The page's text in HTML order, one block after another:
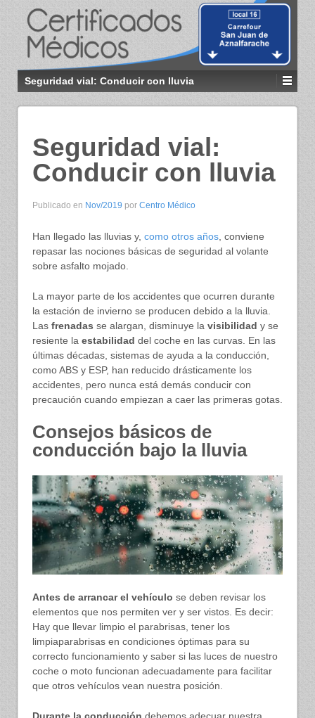
Seguridad vial: Conducir con lluvia
Seguridad vial:
Conducir con lluvia
Publicado en Nov/2019 por Centro Médico
Han llegado las lluvias y, como otros años , conviene
repasar las nociones básicas de seguridad al volante
sobre asfalto mojado.
La mayor parte de los accidentes que ocurren durante
la estación de invierno se producen debido a la lluvia.
Las frenadas se alargan, disminuye la visibilidad y se
resiente la estabilidad del coche en las curvas. En las
últimas décadas, sistemas de ayuda a la conducción,
como ABS y ESP, han reducido drásticamente los
accidentes, pero nunca está demás conducir con
precaución cuando empiezan a caer las primeras gotas.
Consejos básicos de
conducción bajo la lluvia
Antes de arrancar el vehículo se deben revisar los
elementos que nos permiten ver y ser vistos. Es decir:
Hay que llevar limpio el parabrisas, tener los
limpiaparabrisas en condiciones óptimas para su
correcto funcionamiento y saber si las luces de nuestro
coche o moto funcionan adecuadamente para facilitar
que otros vehículos vean nuestra posición.